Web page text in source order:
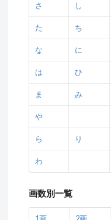
さ し
た ち
な に
は ひ
ま み
や
ら り
わ
画数別一覧